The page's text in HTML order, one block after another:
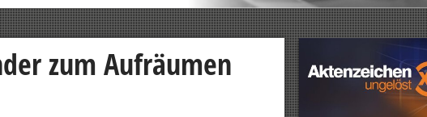
zum Aufräumen